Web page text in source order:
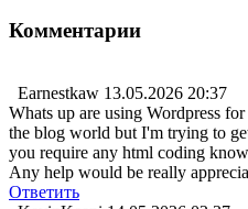
Комментарии
Earnestkaw 13.05.2026 20:37
Whats up are using Wordpress
the blog world but I'm trying to
you require any html coding
Any help would be really
Ответить